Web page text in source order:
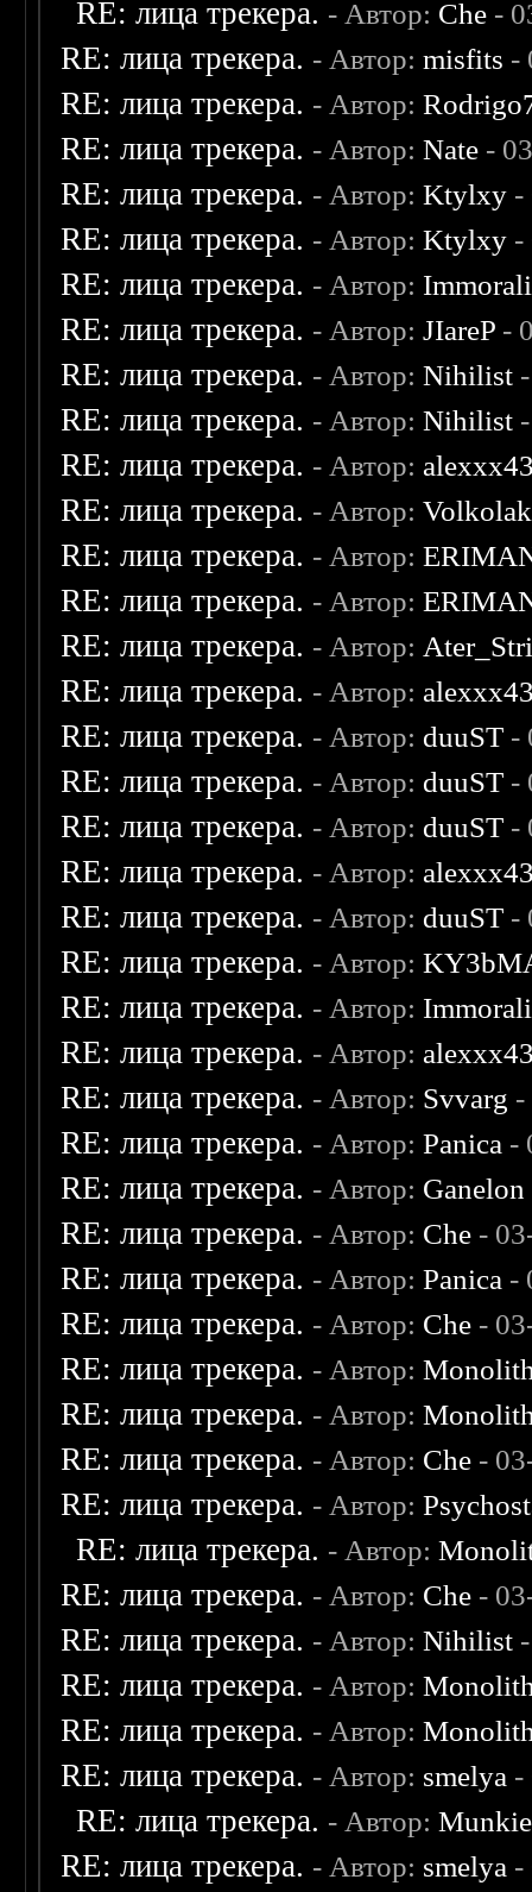
RE: лица трекера. - Автор: Che -
RE: лица трекера. - Автор:misfits -
RE: лица трекера. - Автор:
RE: лица трекера. - Автор:Nate -
RE: лица трекера. - Автор:Ktylxy -
RE: лица трекера. - Автор:Ktylxy -
RE: лица трекера. - Автор:
RE: лица трекера. - Автор:JIareP -
RE: лица трекера. - Автор:Nihilist
RE: лица трекера. - Автор:Nihilist
RE: лица трекера. - Автор:
RE: лица трекера. - Автор:Volkolak
RE: лица трекера. - Автор:
RE: лица трекера. - Автор:
RE: лица трекера. - Автор:
RE: лица трекера. - Автор:
RE: лица трекера. - Автор: duuST -
RE: лица трекера. - Автор: duuST -
RE: лица трекера. - Автор: duuST -
RE: лица трекера. - Автор:
RE: лица трекера. - Автор: duuST -
RE: лица трекера. - Автор:
RE: лица трекера. - Автор:
RE: лица трекера. - Автор:
RE: лица трекера. - Автор: Svvarg -
RE: лица трекера. - Автор:Panica -
RE: лица трекера. - Автор: Ganelon
RE: лица трекера. - Автор: Che -
RE: лица трекера. - Автор:Panica -
RE: лица трекера. - Автор: Che -
RE: лица трекера. - Автор:
RE: лица трекера. - Автор:
RE: лица трекера. - Автор: Che -
RE: лица трекера. - Автор:
RE: лица трекера. - Автор:
RE: лица трекера. - Автор: Che -
RE: лица трекера. - Автор:Nihilist
RE: лица трекера. - Автор:
RE: лица трекера. - Автор:
RE: лица трекера. - Автор: smelya -
RE: лица трекера. - Автор:Munkie
RE: лица трекера. - Автор: smelya -